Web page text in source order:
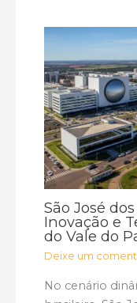
São José
Inovação e
do Vale do
Deixe um
No cenário